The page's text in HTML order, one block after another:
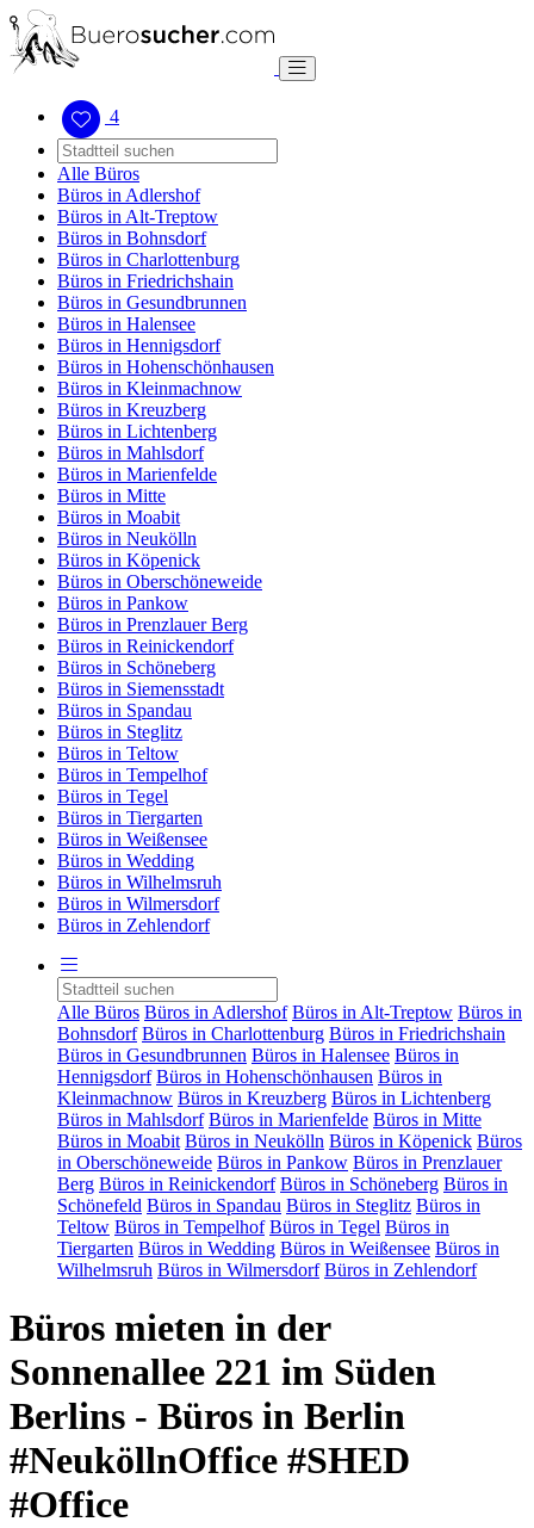
4
Alle Büros
Büros in Adlershof
Büros in Alt-Treptow
Büros in Bohnsdorf
Büros in Charlottenburg
Büros in Friedrichshain
Büros in Gesundbrunnen
Büros in Halensee
Büros in Hennigsdorf
Büros in Hohenschönhausen
Büros in Kleinmachnow
Büros in Kreuzberg
Büros in Lichtenberg
Büros in Mahlsdorf
Büros in Marienfelde
Büros in Mitte
Büros in Moabit
Büros in Neukölln
Büros in Köpenick
Büros in Oberschöneweide
Büros in Pankow
Büros in Prenzlauer Berg
Büros in Reinickendorf
Büros in Schöneberg
Büros in Siemensstadt
Büros in Spandau
Büros in Steglitz
Büros in Teltow
Büros in Tempelhof
Büros in Tegel
Büros in Tiergarten
Büros in Weißensee
Büros in Wedding
Büros in Wilhelmsruh
Büros in Wilmersdorf
Büros in Zehlendorf
Alle Büros Büros in Adlershof Büros in Alt-Treptow Büros in
Bohnsdorf Büros in Charlottenburg Büros in Friedrichshain
Büros in Gesundbrunnen Büros in Halensee Büros in
Hennigsdorf Büros in Hohenschönhausen Büros in
Kleinmachnow Büros in Kreuzberg Büros in Lichtenberg
Büros in Mahlsdorf Büros in Marienfelde Büros in Mitte
Büros in Moabit Büros in Neukölln Büros in Köpenick Büros
in Oberschöneweide Büros in Pankow Büros in Prenzlauer
Berg Büros in Reinickendorf Büros in Schöneberg Büros in
Schönefeld Büros in Spandau Büros in Steglitz Büros in
Teltow Büros in Tempelhof Büros in Tegel Büros in
Tiergarten Büros in Wedding Büros in Weißensee Büros in
Wilhelmsruh Büros in Wilmersdorf Büros in Zehlendorf
Büros mieten in der
Sonnenallee 221 im Süden
Berlins - Büros in Berlin
#NeuköllnOffice #SHED
#Office